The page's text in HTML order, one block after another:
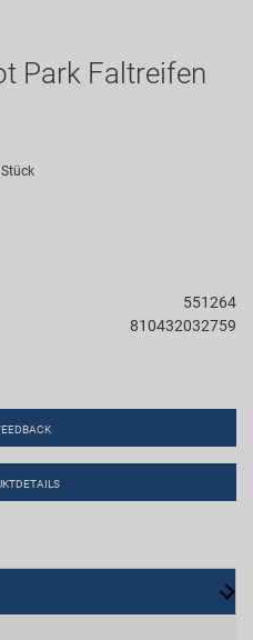
Park Faltreifen
551264
810432032759